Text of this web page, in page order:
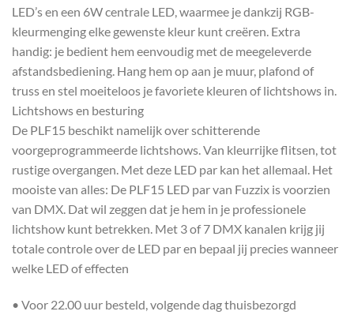
LED’s en een 6W centrale LED, waarmee je dankzij RGB-
kleurmenging elke gewenste kleur kunt creëren. Extra
handig: je bedient hem eenvoudig met de meegeleverde
afstandsbediening. Hang hem op aan je muur, plafond of
truss en stel moeiteloos je favoriete kleuren of lichtshows in.
Lichtshows en besturing
De PLF15 beschikt namelijk over schitterende
voorgeprogrammeerde lichtshows. Van kleurrijke flitsen, tot
rustige overgangen. Met deze LED par kan het allemaal. Het
mooiste van alles: De PLF15 LED par van Fuzzix is voorzien
van DMX. Dat wil zeggen dat je hem in je professionele
lichtshow kunt betrekken. Met 3 of 7 DMX kanalen krijg jij
totale controle over de LED par en bepaal jij precies wanneer
welke LED of effecten
• Voor 22.00 uur besteld, volgende dag thuisbezorgd